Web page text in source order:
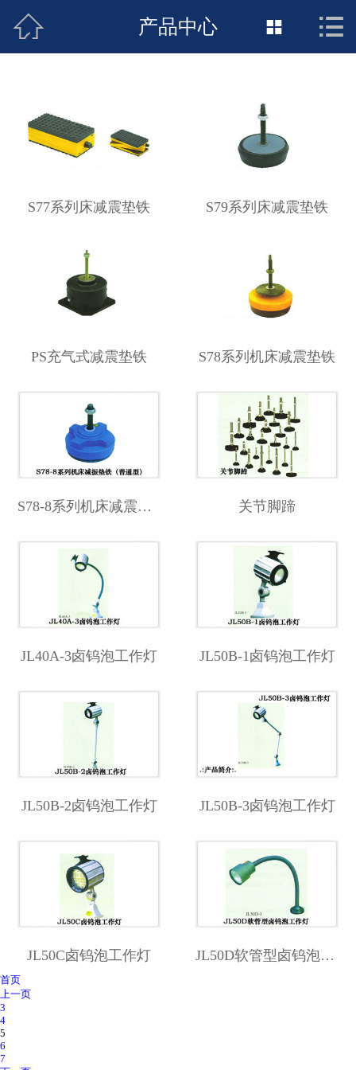
网站首页
新闻动态
产品展示
联系我们
 产品中心  
S77系列床减震垫铁 S79系列床减震垫铁
PS充气式减震垫铁 S78系列机床减震垫铁
S78-8系列机床减震垫铁 关节脚蹄
JL40A-3卤钨泡工作灯 JL50B-1卤钨泡工作灯
JL50B-2卤钨泡工作灯 JL50B-3卤钨泡工作灯
JL50C卤钨泡工作灯 JL50D软管型卤钨泡工作灯
首页
上一页
3
4
5
6
7